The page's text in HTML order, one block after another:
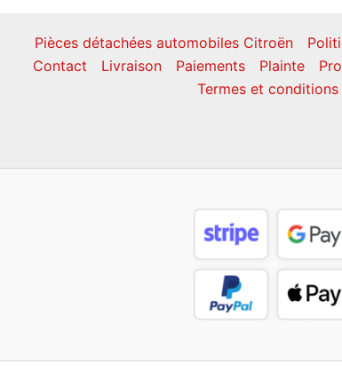
Pièces détachées automobiles Citroën
Contact
Livraison Paiements Plainte
Termes et conditions